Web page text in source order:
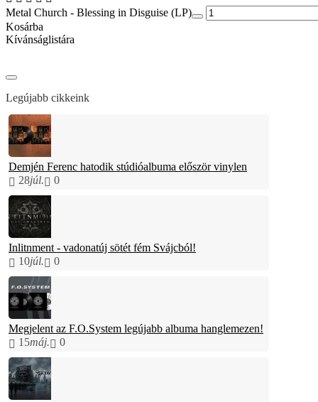
Metal Church - Blessing in Disguise (LP)
Kosárba
Kívánságlistára
Legújabb cikkeink
Demjén Ferenc hatodik stúdióalbuma először vinylen
28júl. 0
Inlitnment - vadonatúj sötét fém Svájcból!
10júl. 0
Megjelent az F.O.System legújabb albuma hanglemezen!
15máj. 0